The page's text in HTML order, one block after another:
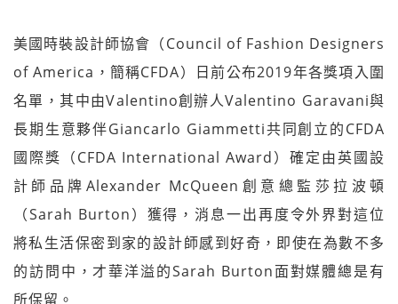
美國時裝設計師協會（Council of Fashion Designers
of America，簡稱CFDA）日前公布2019年各獎項入圍
名單，其中由Valentino創辦人Valentino Garavani與
長期生意夥伴Giancarlo Giammetti共同創立的CFDA
國際獎（CFDA International Award）確定由英國設
計師品牌Alexander McQueen創意總監莎拉波頓
（Sarah Burton）獲得，消息一出再度令外界對這位
將私生活保密到家的設計師感到好奇，即使在為數不多
的訪問中，才華洋溢的Sarah Burton面對媒體總是有
所保留。